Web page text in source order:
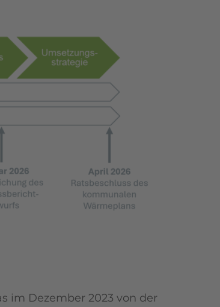
im Dezember 2023 von der